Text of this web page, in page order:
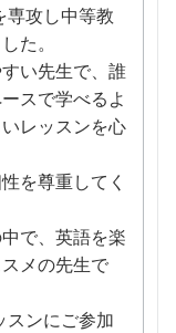
専攻し中等教
た。
い先生で、誰
スで学べるよ
レッスンを心
を尊重してく
で、英語を楽
メの先生で
スンにご参加